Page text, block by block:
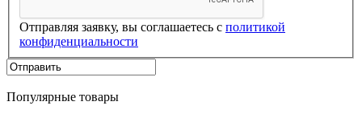
Отправляя заявку, вы соглашаетесь с политикой
конфиденциальности
Популярные товары